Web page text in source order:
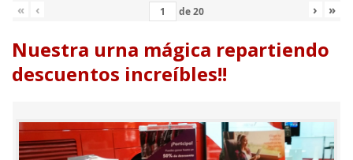
« ‹ de20 › »
Nuestra urna mágica repartiendo
descuentos increíbles!!